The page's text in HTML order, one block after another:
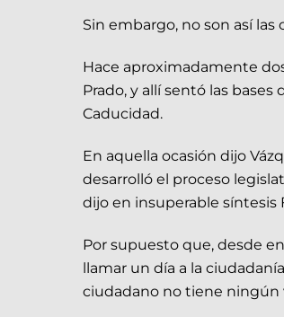
Sin embargo, no son así las
Hace aproximadamente
Prado, y allí sentó las
Caducidad.
En aquella ocasión dijo
desarrolló el proceso
dijo en insuperable síntesis
Por supuesto que, desde
llamar un día a la
ciudadano no tiene ningún